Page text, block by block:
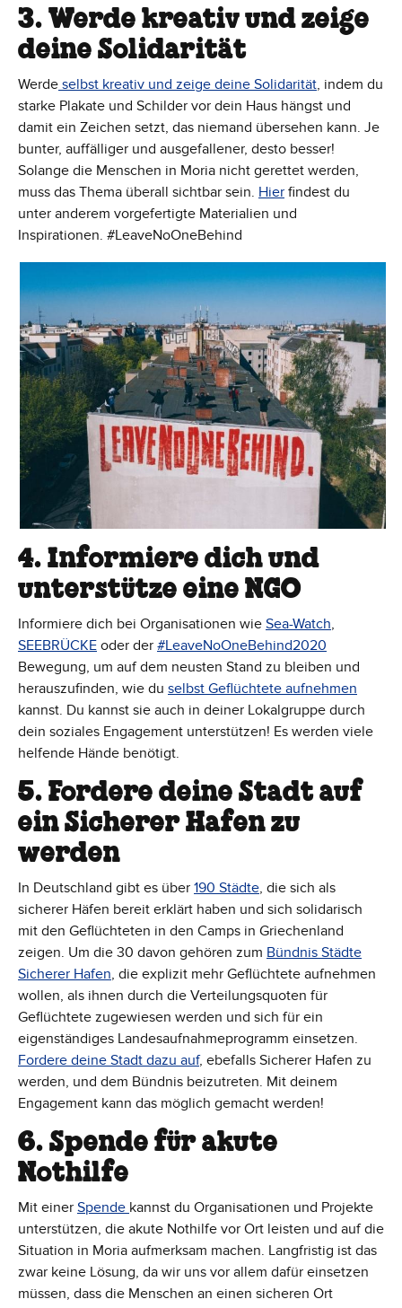
3. Werde kreativ und zeige
deine Solidarität
Werde selbst kreativ und zeige deine Solidarität, indem du
starke Plakate und Schilder vor dein Haus hängst und
damit ein Zeichen setzt, das niemand übersehen kann. Je
bunter, auffälliger und ausgefallener, desto besser!
Solange die Menschen in Moria nicht gerettet werden,
muss das Thema überall sichtbar sein. Hier findest du
unter anderem vorgefertigte Materialien und
Inspirationen. #LeaveNoOneBehind
4. Informiere dich und
unterstütze eine NGO
Informiere dich bei Organisationen wie Sea-Watch,
SEEBRÜCKE oder der #LeaveNoOneBehind2020
Bewegung, um auf dem neusten Stand zu bleiben und
herauszufinden, wie du selbst Geflüchtete aufnehmen
kannst. Du kannst sie auch in deiner Lokalgruppe durch
dein soziales Engagement unterstützen! Es werden viele
helfende Hände benötigt.
5. Fordere deine Stadt auf
ein Sicherer Hafen zu
werden
In Deutschland gibt es über 190 Städte, die sich als
sicherer Häfen bereit erklärt haben und sich solidarisch
mit den Geflüchteten in den Camps in Griechenland
zeigen. Um die 30 davon gehören zum Bündnis Städte
Sicherer Hafen, die explizit mehr Geflüchtete aufnehmen
wollen, als ihnen durch die Verteilungsquoten für
Geflüchtete zugewiesen werden und sich für ein
eigenständiges Landesaufnahmeprogramm einsetzen.
Fordere deine Stadt dazu auf, ebefalls Sicherer Hafen zu
werden, und dem Bündnis beizutreten. Mit deinem
Engagement kann das möglich gemacht werden!
6. Spende für akute
Nothilfe
Mit einer Spende kannst du Organisationen und Projekte
unterstützen, die akute Nothilfe vor Ort leisten und auf die
Situation in Moria aufmerksam machen. Langfristig ist das
zwar keine Lösung, da wir uns vor allem dafür einsetzen
müssen, dass die Menschen an einen sicheren Ort